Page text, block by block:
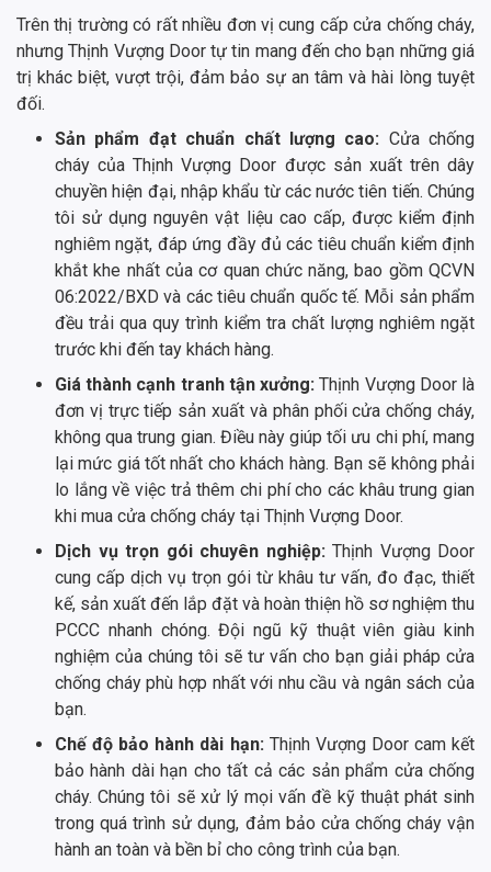
Trên thị trường có rất nhiều đơn vị cung cấp cửa chống cháy,
nhưng Thịnh Vượng Door tự tin mang đến cho bạn những giá
trị khác biệt, vượt trội, đảm bảo sự an tâm và hài lòng tuyệt
đối.
Sản phẩm đạt chuẩn chất lượng cao: Cửa chống
cháy của Thịnh Vượng Door được sản xuất trên dây
chuyền hiện đại, nhập khẩu từ các nước tiên tiến. Chúng
tôi sử dụng nguyên vật liệu cao cấp, được kiểm định
nghiêm ngặt, đáp ứng đầy đủ các tiêu chuẩn kiểm định
khắt khe nhất của cơ quan chức năng, bao gồm QCVN
06:2022/BXD và các tiêu chuẩn quốc tế. Mỗi sản phẩm
đều trải qua quy trình kiểm tra chất lượng nghiêm ngặt
trước khi đến tay khách hàng.
Giá thành cạnh tranh tận xưởng: Thịnh Vượng Door là
đơn vị trực tiếp sản xuất và phân phối cửa chống cháy,
không qua trung gian. Điều này giúp tối ưu chi phí, mang
lại mức giá tốt nhất cho khách hàng. Bạn sẽ không phải
lo lắng về việc trả thêm chi phí cho các khâu trung gian
khi mua cửa chống cháy tại Thịnh Vượng Door.
Dịch vụ trọn gói chuyên nghiệp: Thịnh Vượng Door
cung cấp dịch vụ trọn gói từ khâu tư vấn, đo đạc, thiết
kế, sản xuất đến lắp đặt và hoàn thiện hồ sơ nghiệm thu
PCCC nhanh chóng. Đội ngũ kỹ thuật viên giàu kinh
nghiệm của chúng tôi sẽ tư vấn cho bạn giải pháp cửa
chống cháy phù hợp nhất với nhu cầu và ngân sách của
bạn.
Chế độ bảo hành dài hạn: Thịnh Vượng Door cam kết
bảo hành dài hạn cho tất cả các sản phẩm cửa chống
cháy. Chúng tôi sẽ xử lý mọi vấn đề kỹ thuật phát sinh
trong quá trình sử dụng, đảm bảo cửa chống cháy vận
hành an toàn và bền bỉ cho công trình của bạn.